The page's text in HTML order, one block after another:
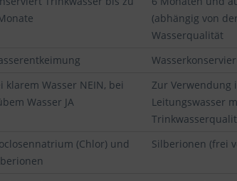
(abhängig von der
Wasserqualität
klarem Wasser NEIN, bei
Wasser JA
Zur Verwendung
Leitungswasser
(Chlor) und
Silberionen (frei